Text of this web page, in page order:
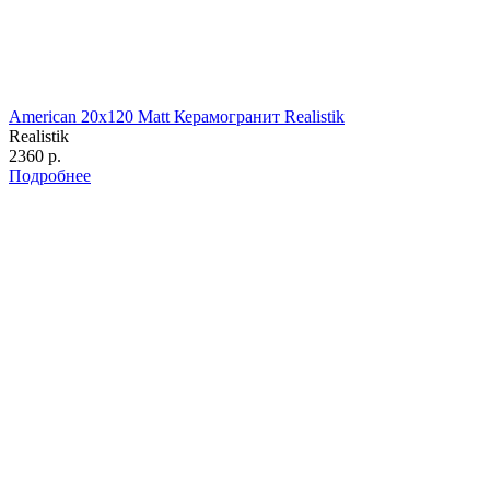
American 20x120 Matt Керамогранит Realistik
Realistik
2360 р.
Подробнее